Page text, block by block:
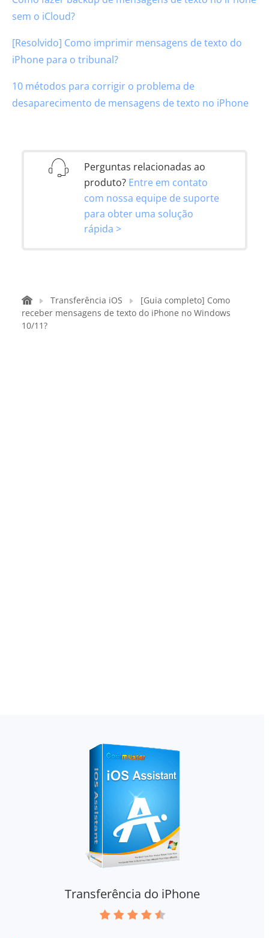
sem o iCloud?
[Resolvido] Como imprimir mensagens de texto do
iPhone para o tribunal?
10 métodos para corrigir o problema de
desaparecimento de mensagens de texto no iPhone
Perguntas relacionadas ao
produto? Entre em contato
com nossa equipe de suporte
para obter uma solução
rápida >
Transferência iOS
[Guia completo] Como
receber mensagens de texto do iPhone no Windows
10/11?
Transferência do iPhone